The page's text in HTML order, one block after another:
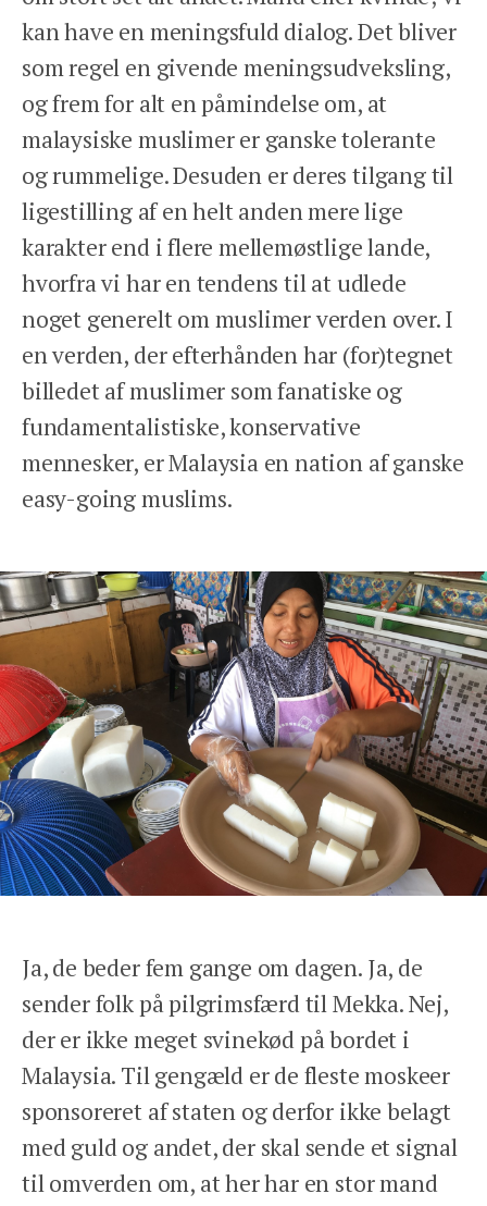
kan have en meningsfuld dialog. Det bliver
som regel en givende meningsudveksling,
og frem for alt en påmindelse om, at
malaysiske muslimer er ganske tolerante
og rummelige. Desuden er deres tilgang til
ligestilling af en helt anden mere lige
karakter end i flere mellemøstlige lande,
hvorfra vi har en tendens til at udlede
noget generelt om muslimer verden over. I
en verden, der efterhånden har (for)tegnet
billedet af muslimer som fanatiske og
fundamentalistiske, konservative
mennesker, er Malaysia en nation af ganske
easy-going muslims.
Ja, de beder fem gange om dagen. Ja, de
sender folk på pilgrimsfærd til Mekka. Nej,
der er ikke meget svinekød på bordet i
Malaysia. Til gengæld er de fleste moskeer
sponsoreret af staten og derfor ikke belagt
med guld og andet, der skal sende et signal
til omverden om, at her har en stor mand